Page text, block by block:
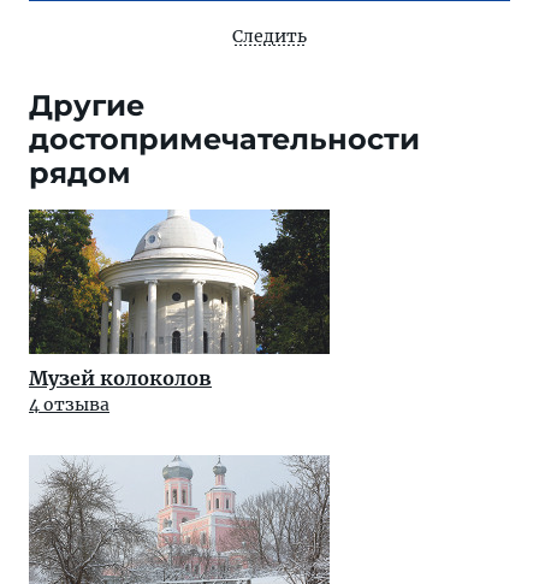
Следить
Другие
достопримечательности
рядом
Музей колоколов
4 отзыва